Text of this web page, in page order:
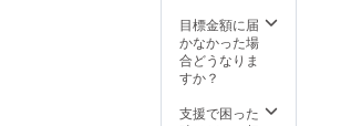
をお送
りしま
す。 ※
金込で
公共の
場所で
面会し
ます。
通費、
目標金額に届
かなかった場
合どうなりま
すか？
支援で困った